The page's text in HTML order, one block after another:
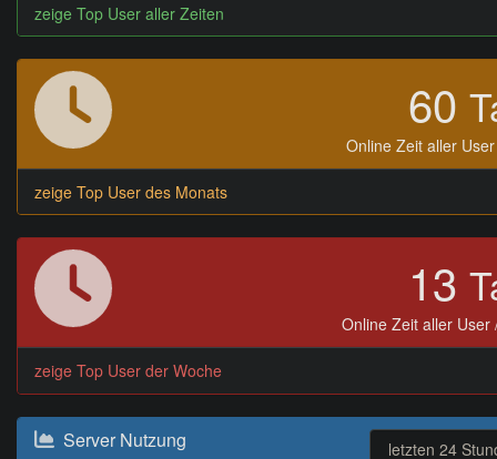
zeige Top User aller Zeiten
60
Online Zeit aller
zeige Top User des Monats
13
Online Zeit aller User
zeige Top User der Woche
Server Nutzung